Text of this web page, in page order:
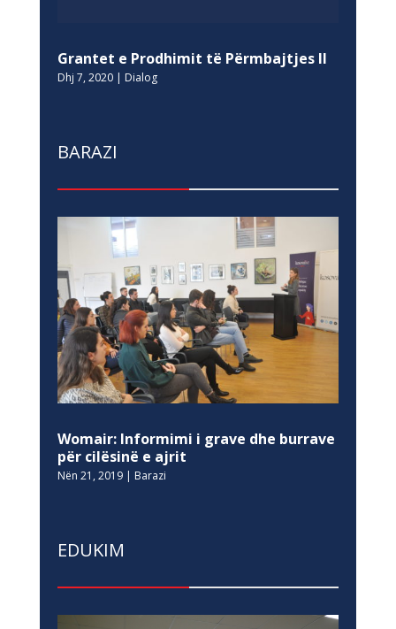
Grantet e Prodhimit të Përmbajtjes II
Dhj 7, 2020| Dialog
BARAZI
Womair: Informimi i grave dhe burrave
për cilësinë e ajrit
Nën 21, 2019| Barazi
EDUKIM